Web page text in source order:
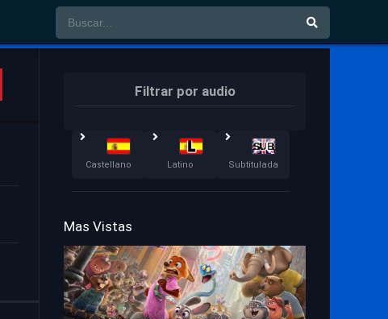
Filtrar por audio
Castellano Latino Subtitulada
Mas Vistas